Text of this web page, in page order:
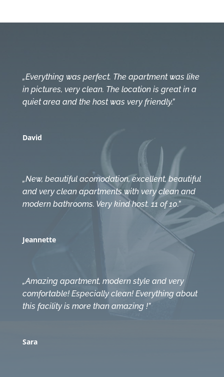
„Everything was perfect. The apartment was like
in pictures, very clean. The location is great in a
quiet area and the host was very friendly.”
David
„New, beautiful acomodation, excellent, beautiful
and very clean apartments with very clean and
modern bathrooms. Very kind host. 11 of 10.”
Jeannette
„Amazing apartment, modern style and very
comfortable! Especially clean! Everything about
this facility is more than amazing !”
Sara